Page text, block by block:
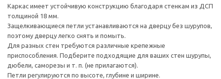
Каркас имеет устойчивую конструкцию благодаря стенкам из ДСП
толщиной 18 мм.
Защелкивающиеся петли устанавливаются на дверцу без шурупов,
поэтому дверцу легко снять и помыть.
Для разных стен требуются различные крепежные
приспособления. Подберите подходящие для ваших стен шурупы,
дюбели, саморезы и т. п. (не прилагаются).
Петли регулируются по высоте, глубине и ширине.